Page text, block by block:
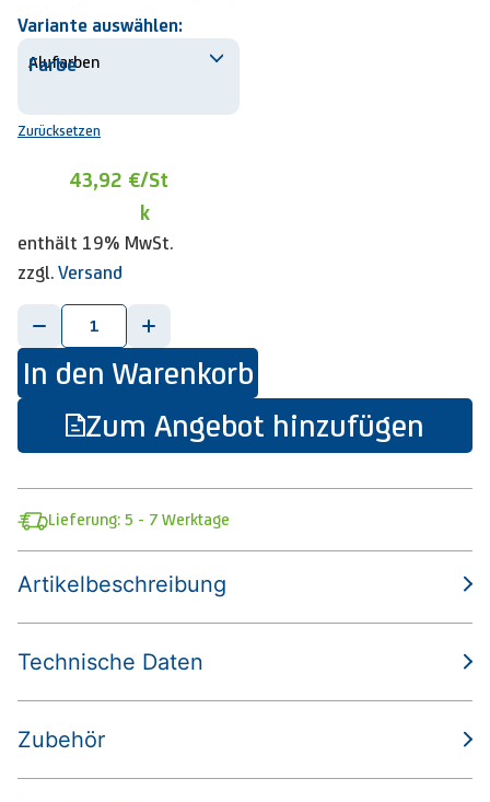
Variante auswählen:
Farbe
Zurücksetzen
43,92 €/St
k
enthält 19% MwSt.
zzgl. Versand
-
+
In den Warenkorb
Zum Angebot hinzufügen
Lieferung: 5 - 7 Werktage
Artikelbeschreibung
Technische Daten
Zubehör